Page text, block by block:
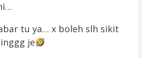
tu ya… x boleh slh sikit
je